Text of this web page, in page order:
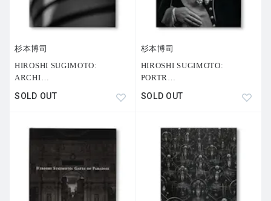
杉本博司
HIROSHI SUGIMOTO:
ARCHI…
SOLD OUT
杉本博司
HIROSHI SUGIMOTO:
PORTR…
SOLD OUT